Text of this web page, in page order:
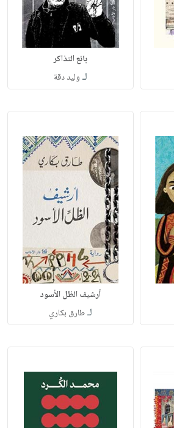
بائع التذاكر
لـ وليد دقة
أرشيف الظل الأسود
لـطارق بكاري